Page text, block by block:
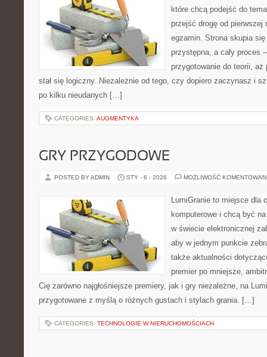
które chcą podejść do
przejść drogę od
egzamin. Strona skupia
przystępna, a cały proces
przygotowanie do teorii,
stał się logiczny. Niezależnie od tego, czy dopiero zaczynasz i
po kilku nieudanych […]
CATEGORIES: AUGMENTYKA
GRY PRZYGODOWE
POSTED BY ADMIN STY - 6 - 2026 MOŻLIWOŚĆ
LumiGranie to miejsce dla
komputerowe i chcą być
w świecie elektronicznej
aby w jednym punkcie
także aktualności
premier po mniejsze,
Cię zarówno najgłośniejsze premiery, jak i gry niezależne, na
przygotowane z myślą o różnych gustach i stylach grania. […]
CATEGORIES: TECHNOLOGIE W NIERUCHOMOŚCIACH